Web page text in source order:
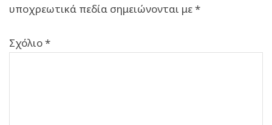
υποχρεωτικά πεδία σημειώνονται με*
Σχόλιο*